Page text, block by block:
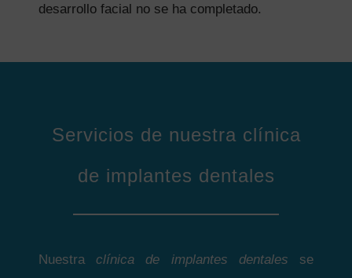
desarrollo facial no se ha completado.
Servicios de nuestra clínica
de implantes dentales
Nuestraclínica de implantes dentales se